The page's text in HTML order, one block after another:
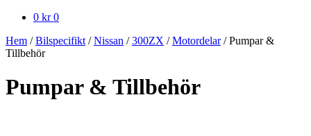
0 kr 0
Hem /Bilspecifikt /Nissan /300ZX /Motordelar/Pumpar &
Tillbehör
Pumpar & Tillbehör